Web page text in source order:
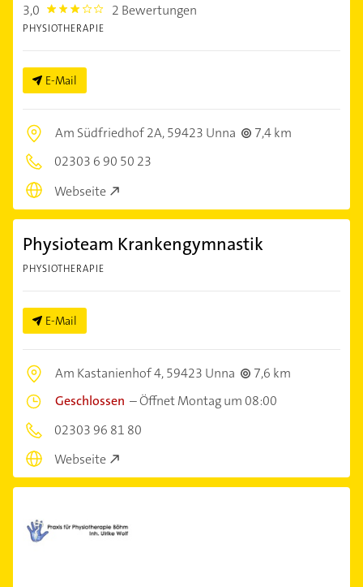
3,0 3.0 2 Bewertungen
PHYSIOTHERAPIE
E-Mail
Am Südfriedhof 2A,59423 Unna
7,4 km
02303 6 90 50 23
Webseite
Physioteam Krankengymnastik
PHYSIOTHERAPIE
E-Mail
Am Kastanienhof 4,59423 Unna
7,6 km
Geschlossen –Öffnet Montag um 08:00
02303 96 81 80
Webseite